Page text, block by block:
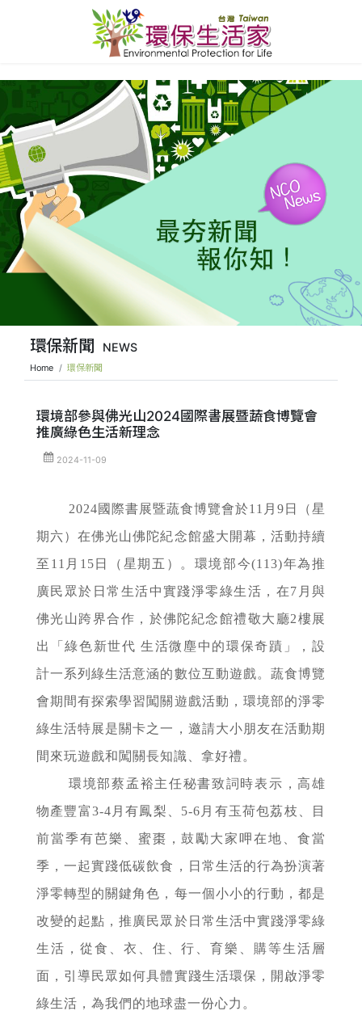
環保新聞 NEWS
Home 環保新聞
環境部參與佛光山2024國際書展暨蔬食博覽會
推廣綠色生活新理念
2024-11-09
2024國際書展暨蔬食博覽會於11月9日（星
期六）在佛光山佛陀紀念館盛大開幕，活動持續
至11月15日（星期五）。環境部今(113)年為推
廣民眾於日常生活中實踐淨零綠生活，在7月與
佛光山跨界合作，於佛陀紀念館禮敬大廳2樓展
出「綠色新世代 生活微塵中的環保奇蹟」，設
計一系列綠生活意涵的數位互動遊戲。蔬食博覽
會期間有探索學習闖關遊戲活動，環境部的淨零
綠生活特展是關卡之一，邀請大小朋友在活動期
間來玩遊戲和闖關長知識、拿好禮。
環境部蔡孟裕主任秘書致詞時表示，高雄
物產豐富3-4月有鳳梨、5-6月有玉荷包荔枝、目
前當季有芭樂、蜜棗，鼓勵大家呷在地、食當
季，一起實踐低碳飲食，日常生活的行為扮演著
淨零轉型的關鍵角色，每一個小小的行動，都是
改變的起點，推廣民眾於日常生活中實踐淨零綠
生活，從食、衣、住、行、育樂、購等生活層
面，引導民眾如何具體實踐生活環保，開啟淨零
綠生活，為我們的地球盡一份心力。